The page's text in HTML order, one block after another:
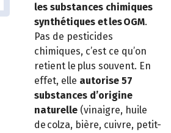
les substances chimiques
synthétiques et les OGM.
Pas de pesticides
chimiques, c’est ce qu’on
retient le plus souvent. En
effet, elle autorise 57
substances d’origine
naturelle (vinaigre, huile
de colza, bière, cuivre, petit-